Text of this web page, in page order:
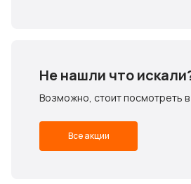
Не нашли что
Возможно, стоит посмотреть
Все акции